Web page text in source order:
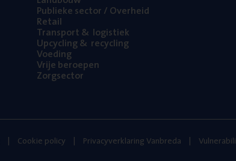
Publie­ke sec­tor / Overheid
Retail
Trans­port& logistiek
Upcy­cling& recycling
Voe­ding
Vrije beroe­pen
Zorg­sec­tor
Cookie policy Privacyverklaring Vanbreda